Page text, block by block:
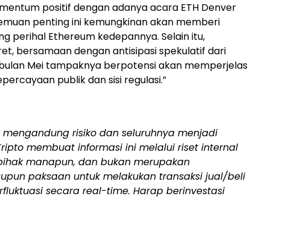
positif dengan adanya acara ETH Denver
penting ini kemungkinan akan memberi
perihal Ethereum kedepannya. Selain itu,
bersamaan dengan antisipasi spekulatif dari
Mei tampaknya berpotensi akan memperjelas
publik dan sisi regulasi.”
risiko dan seluruhnya menjadi
membuat informasi ini melalui riset internal
manapun, dan bukan merupakan
paksaan untuk melakukan transaksi jual/beli
secara real-time. Harap berinvestasi